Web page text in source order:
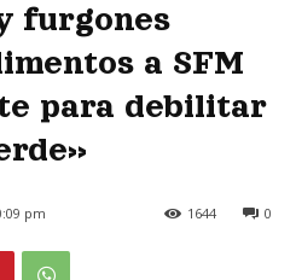
furgones
a SFM
para debilitar
pm 0
1644